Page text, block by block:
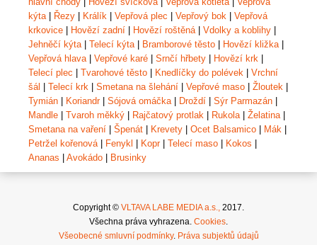
kýta| Řezy Králík Vepřová plec Vepřový bok
Vepřová
krkovice
Hovězí zadní Hovězí roštěná| Vdolky a koblihy
Jehněčí kýta| Telecí kýta| Bramborové těsto Hovězí kližka|
Vepřová hlava| Vepřové karé Srnčí hřbety Hovězí krk
Telecí plec
Tvarohové těsto Knedlíčky do polévek
Vrchní
šál
Telecí krk Smetana na šlehání Vepřové maso Žloutek
Tymián
Koriandr| Sójová omáčka| Droždí Sýr Parmazán
Mandle
Tvaroh měkký Rajčatový protlak Rukola| Želatina|
Smetana na vaření
Špenát Krevety Ocet Balsamico Mák
Petržel kořenová| Fenykl Kopr| Telecí maso Kokos
Ananas
Avokádo Brusinky
Copyright © VLTAVA LABE MEDIA a.s., 2017.
Všechna práva vyhrazena. Cookies.
Všeobecné smluvní podmínky. Práva subjektů údajů